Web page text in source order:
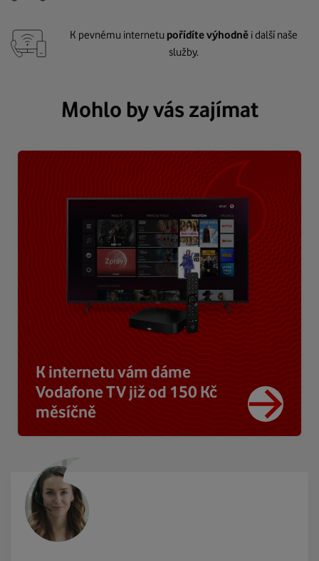
K pevnému internetu pořídíte výhodně i další naše
služby.
Mohlo by vás zajímat
K internetu vám dáme
Vodafone TV již od 150 Kč
měsíčně